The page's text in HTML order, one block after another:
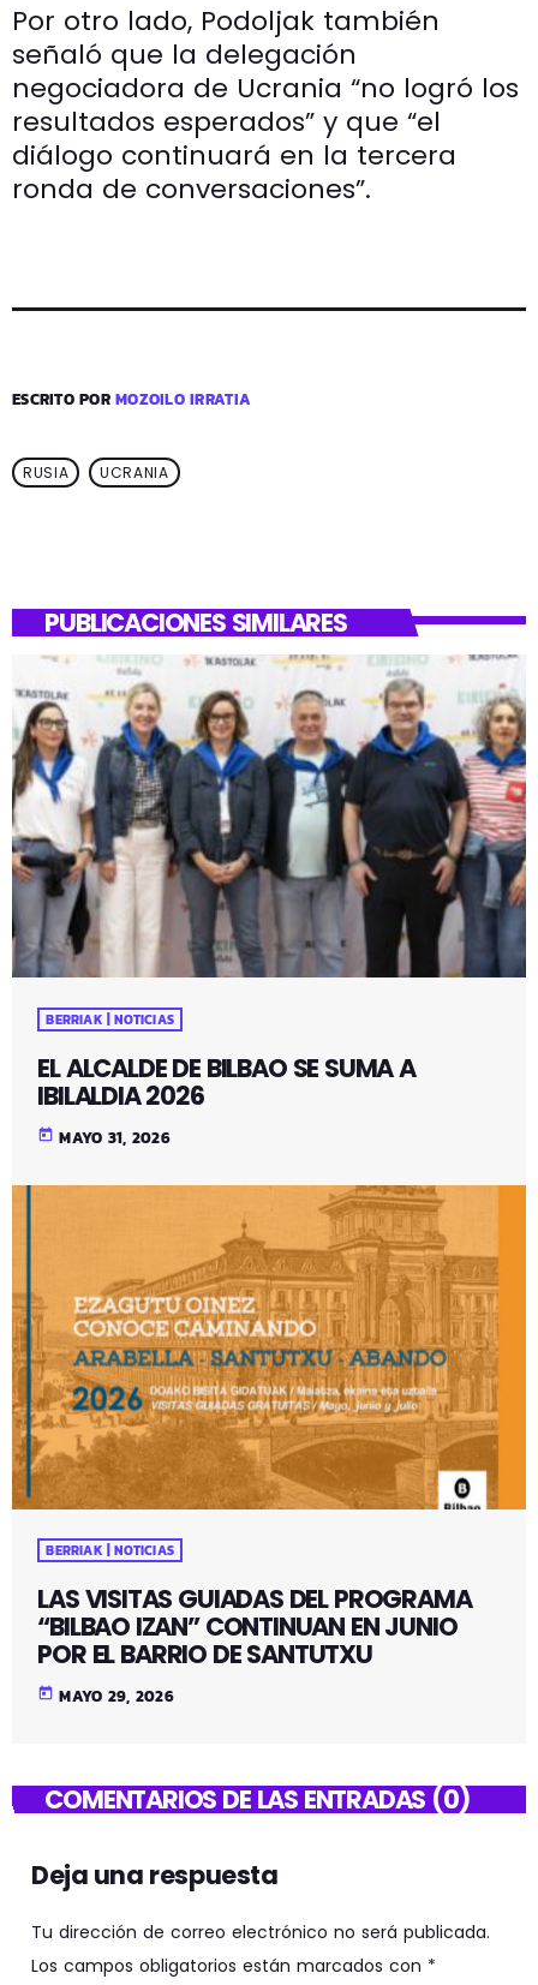
Por otro lado, Podoljak también
señaló que la delegación
negociadora de Ucrania “no logró los
resultados esperados” y que “el
diálogo continuará en la tercera
ronda de conversaciones”.
ESCRITO PORMOZOILO IRRATIA
RUSIA UCRANIA
PUBLICACIONES SIMILARES
BERRIAK | NOTICIAS
EL ALCALDE DE BILBAO SE SUMA A
IBILALDIA 2026
today MAYO 31, 2026
BERRIAK | NOTICIAS
LAS VISITAS GUIADAS DEL PROGRAMA
“BILBAO IZAN” CONTINUAN EN JUNIO
POR EL BARRIO DE SANTUTXU
today MAYO 29, 2026
COMENTARIOS DE LAS ENTRADAS (0)
Deja una respuesta
Tu dirección de correo electrónico no será publicada.
Los campos obligatorios están marcados con *